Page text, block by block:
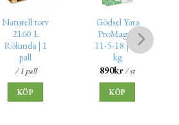
Naturell torv
2160 L
Rölunda | 1
pall
/ 1 pall
KÖP
Gödsel Yara
ProMagna
11-5-18 | 25
kg
890kr / st
KÖP